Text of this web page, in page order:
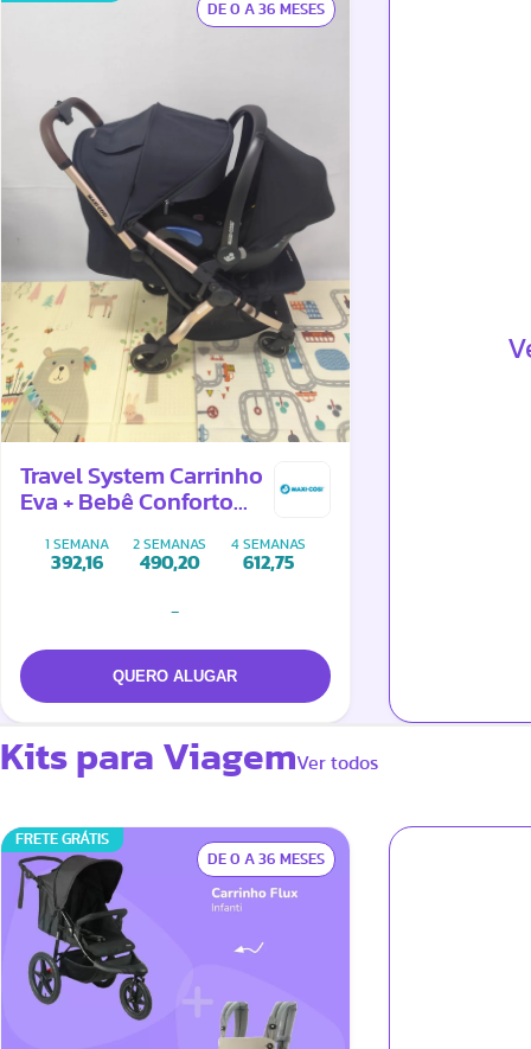
DE 0 A 36 MESES
Travel System Carrinho
Eva + Bebê Conforto
1 SEMANA
392,16
2 SEMANAS
490,20
4 SEMANAS
612,75
-
Kits para ViagemVer todos
FRETE GRÁTIS
DE 0 A 36 MESES